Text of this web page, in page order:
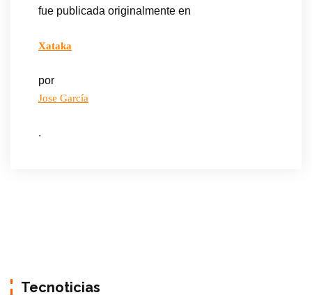
fue publicada originalmente en
Xataka
por
Jose García
.
Tecnoticias